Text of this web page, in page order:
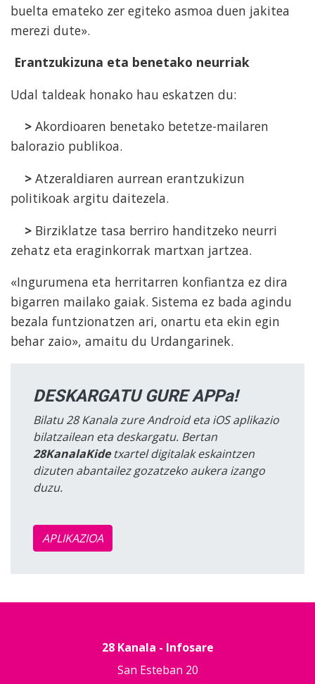
buelta emateko zer egiteko asmoa duen jakitea
merezi dute».
Erantzukizuna eta benetako neurriak
Udal taldeak honako hau eskatzen du:
> Akordioaren benetako betetze-mailaren
balorazio publikoa.
> Atzeraldiaren aurrean erantzukizun
politikoak argitu daitezela.
> Birziklatze tasa berriro handitzeko neurri
zehatz eta eraginkorrak martxan jartzea.
«Ingurumena eta herritarren konfiantza ez dira
bigarren mailako gaiak. Sistema ez bada agindu
bezala funtzionatzen ari, onartu eta ekin egin
behar zaio», amaitu du Urdangarinek.
DESKARGATU GURE APPa!
Bilatu 28 Kanala zure Android eta iOS aplikazio
bilatzailean eta deskargatu. Bertan
28KanalaKidetxartel digitalak eskaintzen
dizuten abantailez gozatzeko aukera izango
duzu.
APLIKAZIOA
28 Kanala - Infosare
San Esteban 20